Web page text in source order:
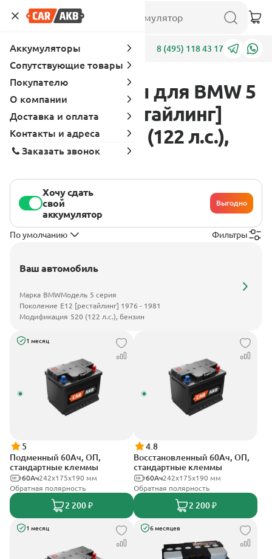
Адреса 8 (495) 118 43 17
Аккумуляторы для BMW 5
серия E12 [рестайлинг]
1976 - 1981 520 (122 л.с.),
бензин
Хочу сдать
свой
аккумулятор
Выгодно
По умолчанию Фильтры
Ваш автомобиль
Марка BMWМодель 5 серия
Поколение E12 [рестайлинг] 1976 - 1981
Модификация 520 (122 л.с.), бензин
1 месяц
5
Подменный 60Ач, ОП,
стандартные клеммы
242х175х190 мм
60Ач
Обратная полярность
2 200 ₽
4.8
Восстановленный 60Ач, ОП,
стандартные клеммы
242х175х190 мм
60Ач
Обратная полярность
2 200 ₽
1 месяц 6 месяцев
Аккумуляторы
Сопутствующие товары
Покупателю
О компании
Доставка и оплата
Контакты и адреса
Заказать звонок